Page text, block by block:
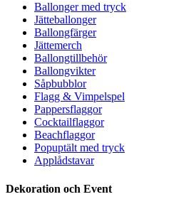
Ballonger med tryck
Jätteballonger
Ballongfärger
Jättemerch
Ballongtillbehör
Ballongvikter
Såpbubblor
Flagg & Vimpelspel
Pappersflaggor
Cocktailflaggor
Beachflaggor
Popuptält med tryck
Applådstavar
Dekoration och Event